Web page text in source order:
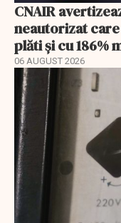
CNAIR
neautorizat
plăti și cu 186%
06 AUGUST 2026